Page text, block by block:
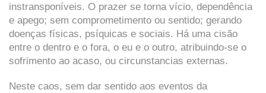
instransponíveis. O prazer se torna vício, dependência
e apego; sem comprometimento ou sentido; gerando
doenças físicas, psíquicas e sociais. Há uma cisão
entre o dentro e o fora, o eu e o outro, atribuindo-se o
sofrimento ao acaso, ou circunstancias externas.
Neste caos, sem dar sentido aos eventos da